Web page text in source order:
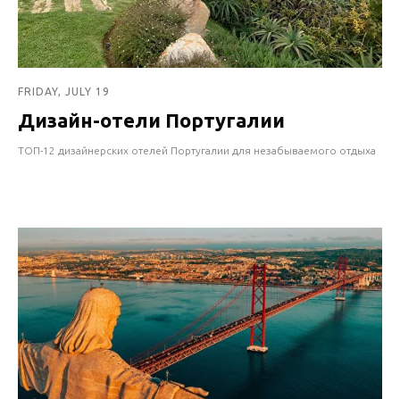
FRIDAY, JULY 19
Дизайн-отели Португалии
ТОП-12 дизайнерских отелей Португалии для незабываемого отдыха